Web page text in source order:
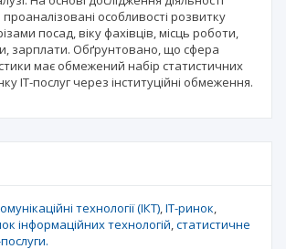
особливості розвитку
посад, віку фахівців, місць роботи,
зарплати. Обґрунтовано, що сфера
має обмежений набір статистичних
ІТ-послуг через інституційні обмеження.
технології (ІКТ) ІТ-ринок
інформаційних технологій статистичне
послуги.